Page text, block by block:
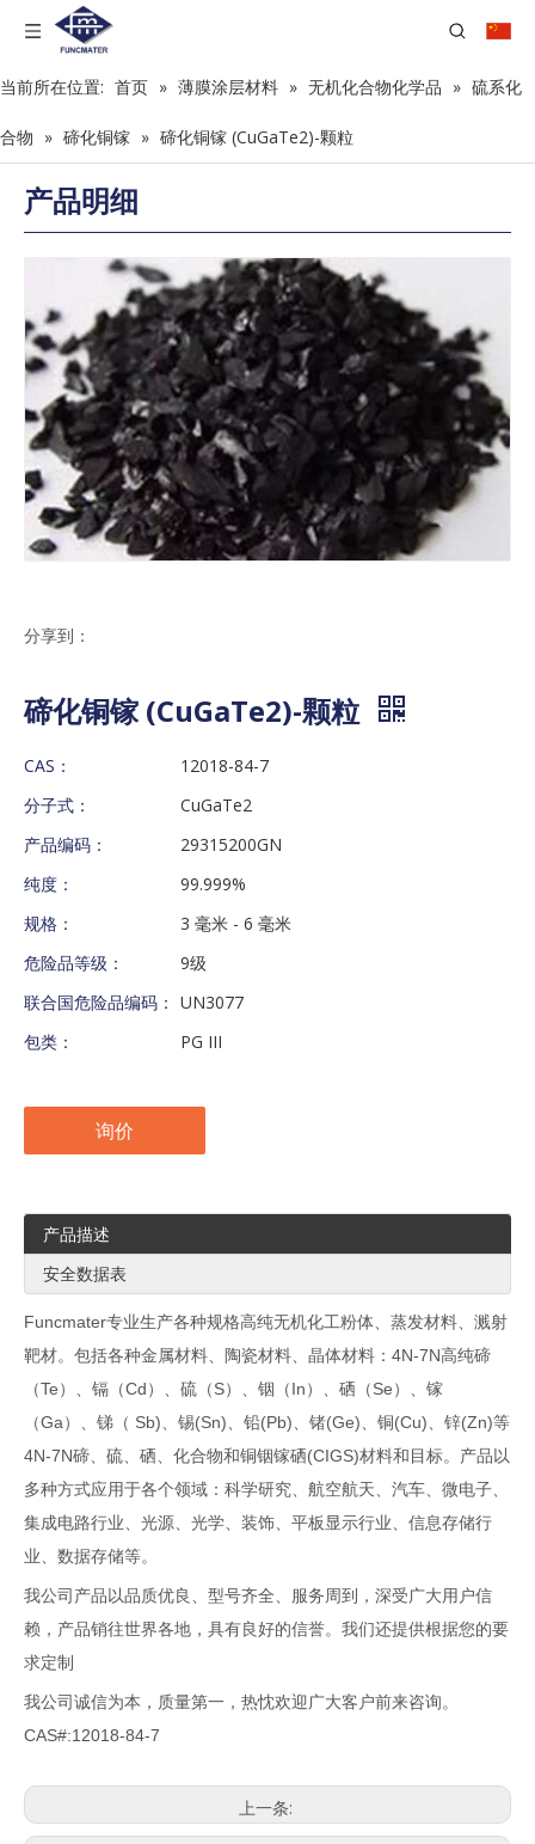
当前所在位置: 首页 » 薄膜涂层材料 » 无机化合物化学品 » 硫系化
合物 » 碲化铜镓 » 碲化铜镓 (CuGaTe2)-颗粒
产品明细
分享到：
碲化铜镓 (CuGaTe2)-颗粒
CAS：
12018-84-7
分子式：
CuGaTe2
产品编码：
29315200GN
纯度：
99.999%
规格：
3 毫米 - 6 毫米
危险品等级：
9级
联合国危险品编码： UN3077
包类：
PG III
询价
产品描述
安全数据表
Funcmater专业生产各种规格高纯无机化工粉体、蒸发材料、溅射
靶材。包括各种金属材料、陶瓷材料、晶体材料：4N-7N高纯碲
（Te）、镉（Cd）、硫（S）、铟（In）、硒（Se）、镓
（Ga）、锑（ Sb)、锡(Sn)、铅(Pb)、锗(Ge)、铜(Cu)、锌(Zn)等
4N-7N碲、硫、硒、化合物和铜铟镓硒(CIGS)材料和目标。产品以
多种方式应用于各个领域：科学研究、航空航天、汽车、微电子、
集成电路行业、光源、光学、装饰、平板显示行业、信息存储行
业、数据存储等。
我公司产品以品质优良、型号齐全、服务周到，深受广大用户信
赖，产品销往世界各地，具有良好的信誉。我们还提供根据您的要
求定制
我公司诚信为本，质量第一，热忱欢迎广大客户前来咨询。
CAS#:12018-84-7
上一条: